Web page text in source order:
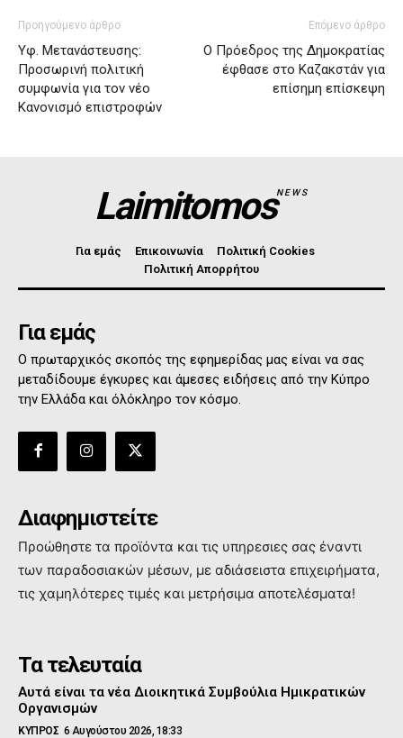
Προηγούμενο άρθρο
Υφ. Μετανάστευσης:
Προσωρινή πολιτική
συμφωνία για τον νέο
Κανονισμό επιστροφών
Επόμενο άρθρο
O Πρόεδρος της Δημοκρατίας
έφθασε στο Καζακστάν για
επίσημη επίσκεψη
LaimitomosNEWS
Για εμάς Επικοινωνία
Πολιτική Cookies
Πολιτική Απορρήτου
Για εμάς
Ο πρωταρχικός σκοπός της εφημερίδας μας είναι να σας
μεταδίδουμε έγκυρες και άμεσες ειδήσεις από την Κύπρο
την Ελλάδα και όλόκληρο τον κόσμο.
Διαφημιστείτε
Προώθηστε τα προϊόντα και τις υπηρεσιες σας έναντι
των παραδοσιακών μέσων, με αδιάσειστα επιχειρήματα,
τις χαμηλότερες τιμές και μετρήσιμα αποτελέσματα!
Τα τελευταία
Αυτά είναι τα νέα Διοικητικά Συμβούλια Ημικρατικών
Οργανισμών
ΚΥΠΡΟΣ 6 Αυγούστου 2026, 18:33